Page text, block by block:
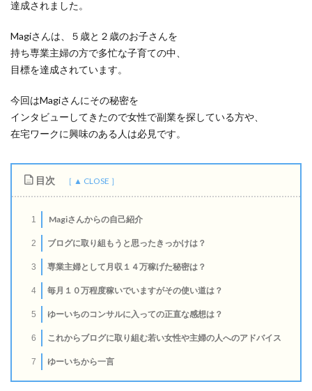
達成されました。
Magiさんは、５歳と２歳のお子さんを
持ち専業主婦の方で多忙な子育ての中、
目標を達成されています。
今回はMagiさんにその秘密を
インタビューしてきたので女性で副業を探している方や、
在宅ワークに興味のある人は必見です。
目次
1 Magiさんからの自己紹介
2 ブログに取り組もうと思ったきっかけは？
3 専業主婦として月収１４万稼げた秘密は？
4 毎月１０万程度稼いでいますがその使い道は？
5 ゆーいちのコンサルに入っての正直な感想は？
6 これからブログに取り組む若い女性や主婦の人へのアドバイス
7 ゆーいちから一言